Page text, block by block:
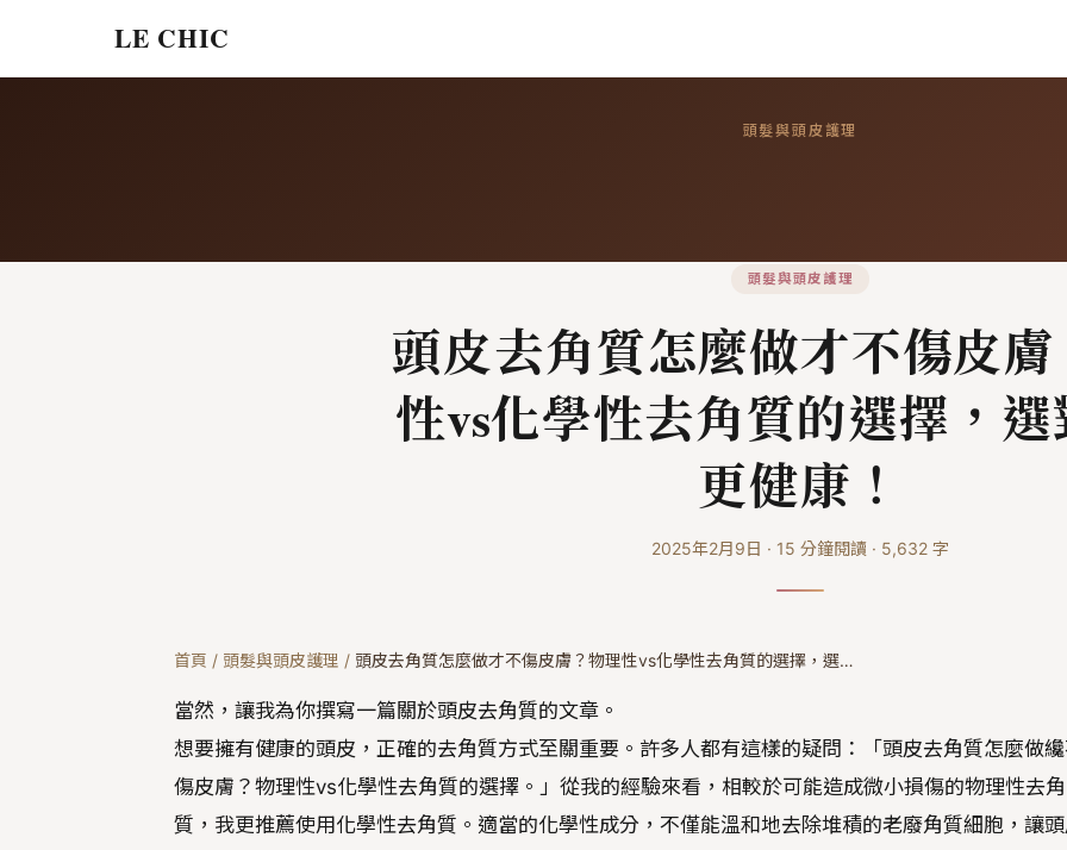
LE CHIC
頭髮與頭皮護理
頭髮與頭皮護理
頭皮去角質怎麼做才不傷皮
性vs化學性去角質的選擇，
更健康！
2025年2月9日 · 15 分鐘閱讀 · 5,632 字
首頁 / 頭髮與頭皮護理 / 頭皮去角質怎麼做才不傷皮膚？物理性vs化學性去角質的選擇，選…
當然，讓我為你撰寫一篇關於頭皮去角質的文章。
想要擁有健康的頭皮，正確的去角質方式至關重要。許多人都有這樣的疑問：「頭皮去角質怎麼做
傷皮膚？物理性vs化學性去角質的選擇。」從我的經驗來看，相較於可能造成微小損傷的物理性去角
質，我更推薦使用化學性去角質。適當的化學性成分，不僅能溫和地去除堆積的老廢角質細胞，讓